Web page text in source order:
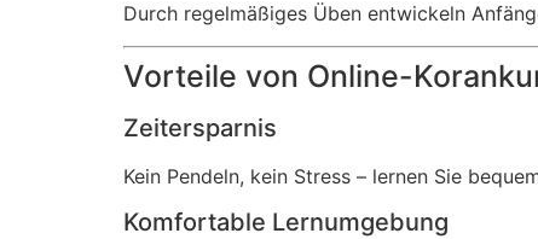
Durch regelmäßiges Üben entwickeln
Vorteile von Online-
Zeitersparnis
Kein Pendeln, kein Stress – lernen Sie
Komfortable Lernumgebung